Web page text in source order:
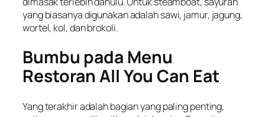
yang biasanya digunakan adalah sawi, jamur, jagung,
wortel, kol, dan brokoli.
Bumbu pada Menu
Restoran All You Can Eat
Yang terakhir adalah bagian yang paling penting,